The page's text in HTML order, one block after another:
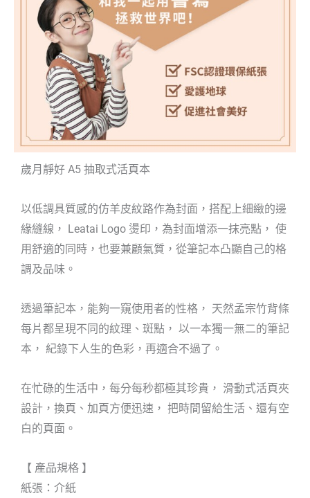
歲月靜好 A5 抽取式活頁本
以低調具質感的仿羊皮紋路作為封面，搭配上細緻的邊
緣縫線， Leatai Logo 燙印，為封面增添一抹亮點， 使
用舒適的同時，也要兼顧氣質，從筆記本凸顯自己的格
調及品味。
透過筆記本，能夠一窺使用者的性格， 天然孟宗竹背條
每片都呈現不同的紋理、斑點， 以一本獨一無二的筆記
本， 紀錄下人生的色彩，再適合不過了。
在忙碌的生活中，每分每秒都極其珍貴， 滑動式活頁夾
設計，換頁、加頁方便迅速， 把時間留給生活、還有空
白的頁面。
【 產品規格 】
紙張：介紙